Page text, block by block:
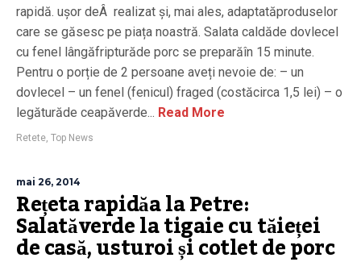
rapidă. ușor deÂ realizat și, mai ales, adaptatăproduselor
care se găsesc pe piața noastră. Salata caldăde dovlecel
cu fenel lângăfripturăde porc se preparăîn 15 minute.
Pentru o porție de 2 persoane aveți nevoie de: – un
dovlecel – un fenel (fenicul) fraged (costăcirca 1,5 lei) – o
legăturăde ceapăverde... Read More
Retete, Top News
mai 26, 2014
Rețeta rapidăa la Petre:
Salatăverde la tigaie cu tăieței
de casă, usturoi și cotlet de porc